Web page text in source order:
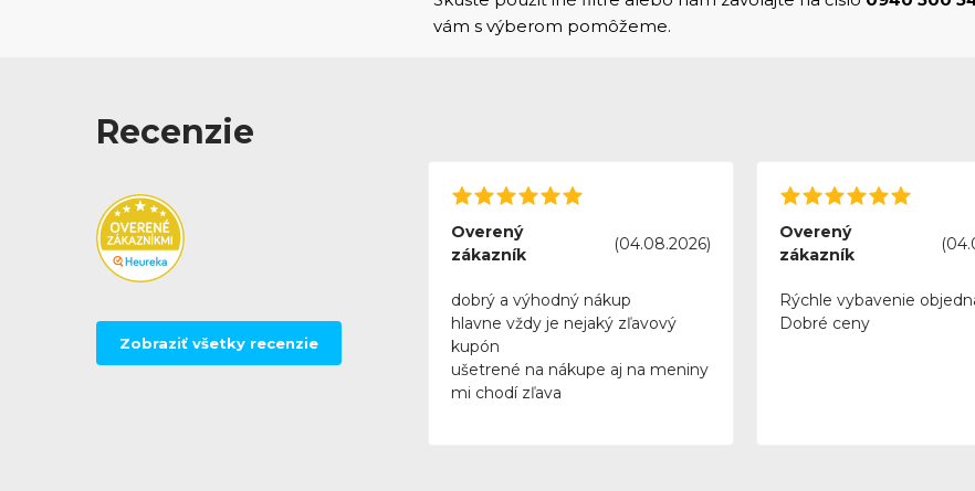
vám s výberom pomôžeme.
Recenzie
Zobraziť všetky recenzie
Overený
zákazník
(04.08.2026)
dobrý a výhodný nákup
hlavne vždy je nejaký zľavový
kupón
ušetrené na nákupe aj na meniny
mi chodí zľava
Overený
zákazník
Rýchle vybavenie
Dobré ceny